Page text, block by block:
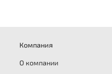
Компания
О компании